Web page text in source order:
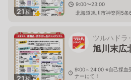
21枚
9:00〜23:00
北海道旭川市神楽岡5条
21枚
ツルハドラ
旭川末広
9:00～24:00 ※自己採血
ナーにて！